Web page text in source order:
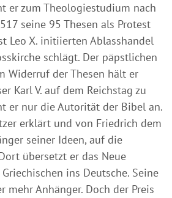
er zum Theologiestudium nach
seine 95 Thesen als Protest
Leo X. initiierten Ablasshandel
schlägt. Der päpstlichen
Widerruf der Thesen hält er
Karl V. auf dem Reichstag zu
er nur die Autorität der Bibel an.
erklärt und von Friedrich dem
seiner Ideen, auf die
übersetzt er das Neue
ins Deutsche. Seine
mehr Anhänger. Doch der Preis